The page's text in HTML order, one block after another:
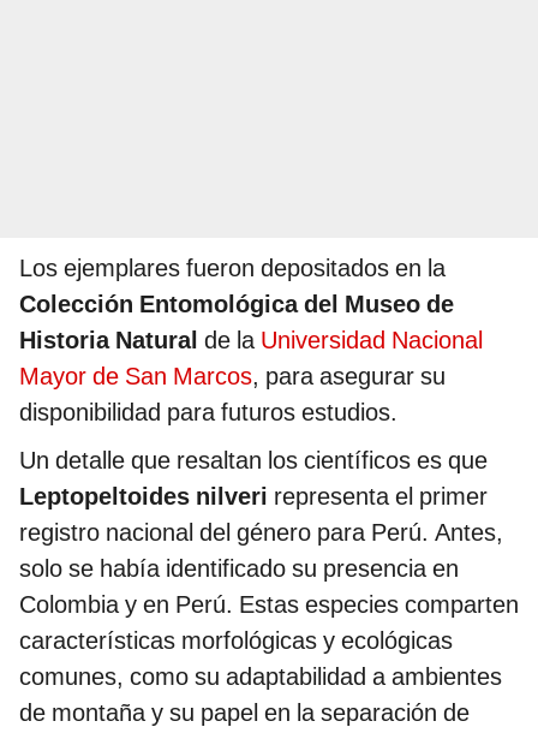
Los ejemplares fueron depositados en la
Colección Entomológica del Museo de
Historia Natural de la Universidad Nacional
Mayor de San Marcos, para asegurar su
disponibilidad para futuros estudios.
Un detalle que resaltan los científicos es que
Leptopeltoides nilveri representa el primer
registro nacional del género para Perú. Antes,
solo se había identificado su presencia en
Colombia y en Perú. Estas especies comparten
características morfológicas y ecológicas
comunes, como su adaptabilidad a ambientes
de montaña y su papel en la separación de